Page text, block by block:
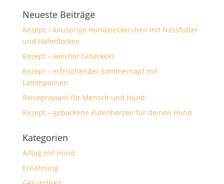
Neueste Beiträge
Rezept – knusprige Hundeleckerchen mit Nassfutter
und Haferflocken
Rezept – weicher Leberkeks
Rezept – erfrischender Sommernapf mit
Lammpansen
Reiseproviant für Mensch und Hund
Rezept – gebackene Putenherzen für deinen Hund
Kategorien
Alltag mit Hund
Ernährung